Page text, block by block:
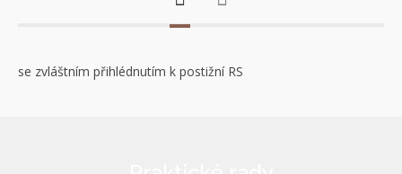
se zvláštním přihlédnutím k postižní RS